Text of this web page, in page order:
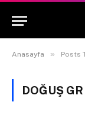
Anasayfa » Posts
DOĞUŞ